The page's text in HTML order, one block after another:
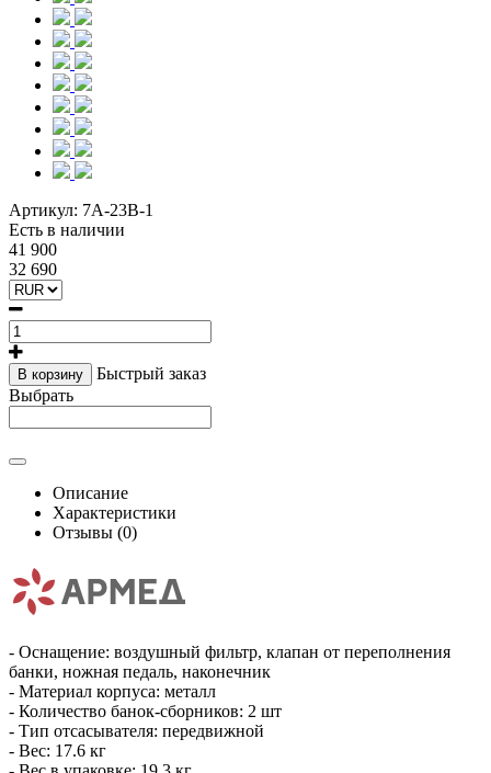
Артикул: 7A-23B-1
Есть в наличии
41 900
32 690
В корзину
Быстрый заказ
Выбрать
Описание
Характеристики
Отзывы (0)
- Оснащение: воздушный фильтр, клапан от переполнения
банки, ножная педаль, наконечник
- Материал корпуса: металл
- Количество банок-сборников: 2 шт
- Тип отсасывателя: передвижной
- Вес: 17.6 кг